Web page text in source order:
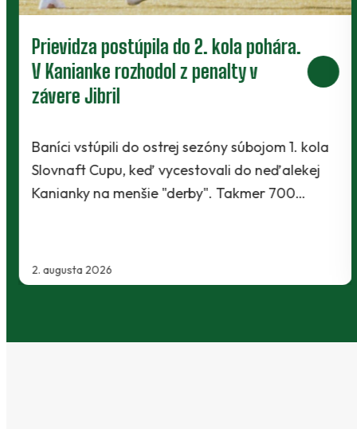
Prievidza postúpila do 2. kola pohára.
V Kanianke rozhodol z penalty v
závere Jibril
2. augusta 2026
Baníci vstúpili do ostrej sezóny súbojom 1. kola
Slovnaft Cupu, keď vycestovali do neďalekej
Kanianky na menšie "derby". Takmer 700…